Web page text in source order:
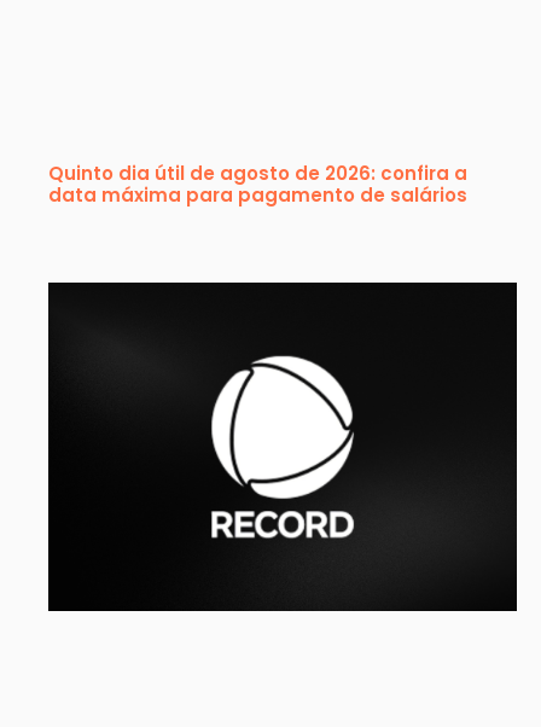
Quinto dia útil de agosto de 2026: confira a
data máxima para pagamento de salários